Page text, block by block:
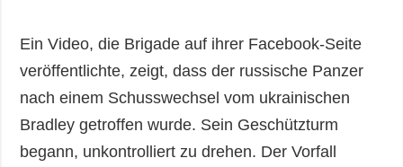
Ein Video, die Brigade auf ihrer Facebook-Seite
veröffentlichte, zeigt, dass der russische Panzer
nach einem Schusswechsel vom ukrainischen
Bradley getroffen wurde. Sein Geschützturm
begann, unkontrolliert zu drehen. Der Vorfall